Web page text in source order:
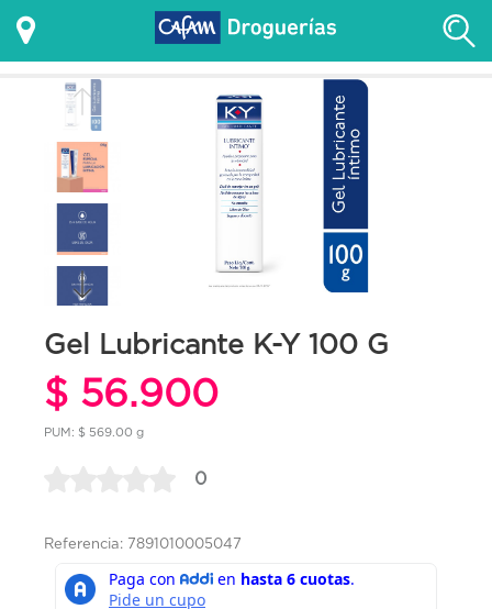
Gel Lubricante K-Y 100 G
$ 56.900
PUM: $ 569.00 g
0
Referencia: 7891010005047